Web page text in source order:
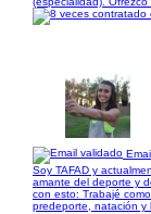
Soy TAFAD y
amante del deporte y
con esto: Trabajé
predeporte, natación y